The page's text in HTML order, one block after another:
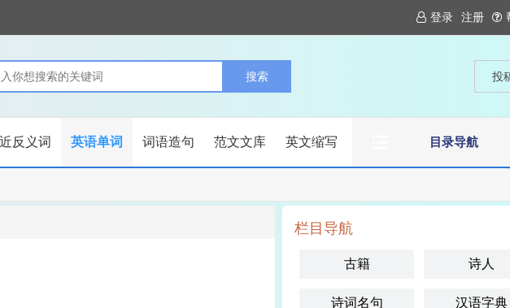
登录 注册
投
目录导航
近反义词 英语单词 词语造句 范文文库 英文缩写
栏目导航
古籍 诗人
诗词名句 汉语字典